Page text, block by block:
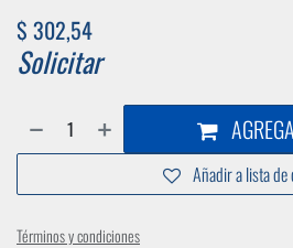
$ 302,54
Solicitar
Añadir a lista de
Términos y condiciones